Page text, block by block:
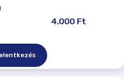
4.000 Ft